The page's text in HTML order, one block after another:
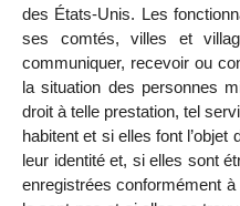
des États-Unis. Les
ses comtés, villes et
communiquer, recevoir ou
la situation des personnes
droit à telle prestation, tel
habitent et si elles font l’objet
leur identité et, si elles sont
enregistrées conformément